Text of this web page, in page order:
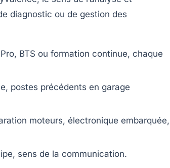
diagnostic ou de gestion des
BTS ou formation continue, chaque
postes précédents en garage
moteurs, électronique embarquée,
sens de la communication.